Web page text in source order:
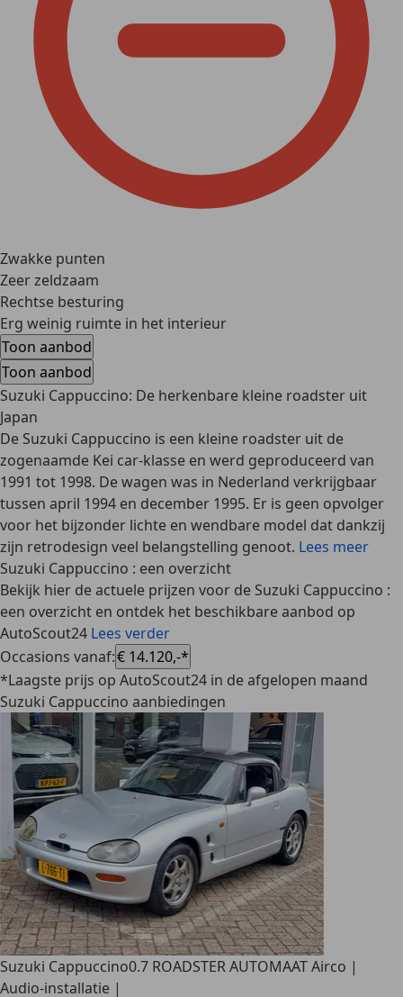
Zwakke punten
Zeer zeldzaam
Rechtse besturing
Erg weinig ruimte in het interieur
Toon aanbod
Toon aanbod
Suzuki Cappuccino: De herkenbare kleine roadster uit
Japan
De Suzuki Cappuccino is een kleine roadster uit de
zogenaamde Kei car-klasse en werd geproduceerd van
1991 tot 1998. De wagen was in Nederland verkrijgbaar
tussen april 1994 en december 1995. Er is geen opvolger
voor het bijzonder lichte en wendbare model dat dankzij
zijn retrodesign veel belangstelling genoot. Lees meer
Suzuki Cappuccino : een overzicht
Bekijk hier de actuele prijzen voor de Suzuki Cappuccino :
een overzicht en ontdek het beschikbare aanbod op
AutoScout24 Lees verder
Occasions vanaf:€ 14.120,-*
*Laagste prijs op AutoScout24 in de afgelopen maand
Suzuki Cappuccino aanbiedingen
Suzuki Cappuccino0.7 ROADSTER AUTOMAAT Airco |
Audio-installatie |